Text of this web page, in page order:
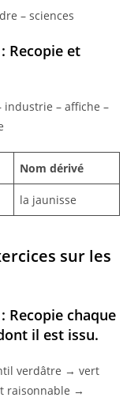
– sciences
Recopie et
industrie – affiche –
Nom dérivé
la jaunisse
sur les
Recopie chaque
il est issu.
verdâtre → vert
raisonnable →